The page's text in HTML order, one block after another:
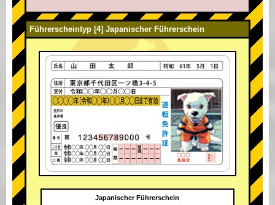
Führerscheintyp [4] Japanischer Führerschein
Japanischer Führerschein